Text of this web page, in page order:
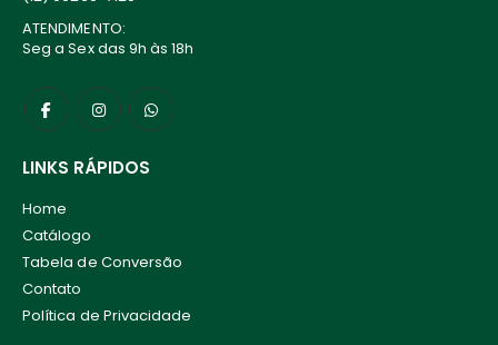
ATENDIMENTO:
Seg a Sex das 9h às 18h
LINKS RÁPIDOS
Home
Catálogo
Tabela de Conversão
Contato
Política de Privacidade